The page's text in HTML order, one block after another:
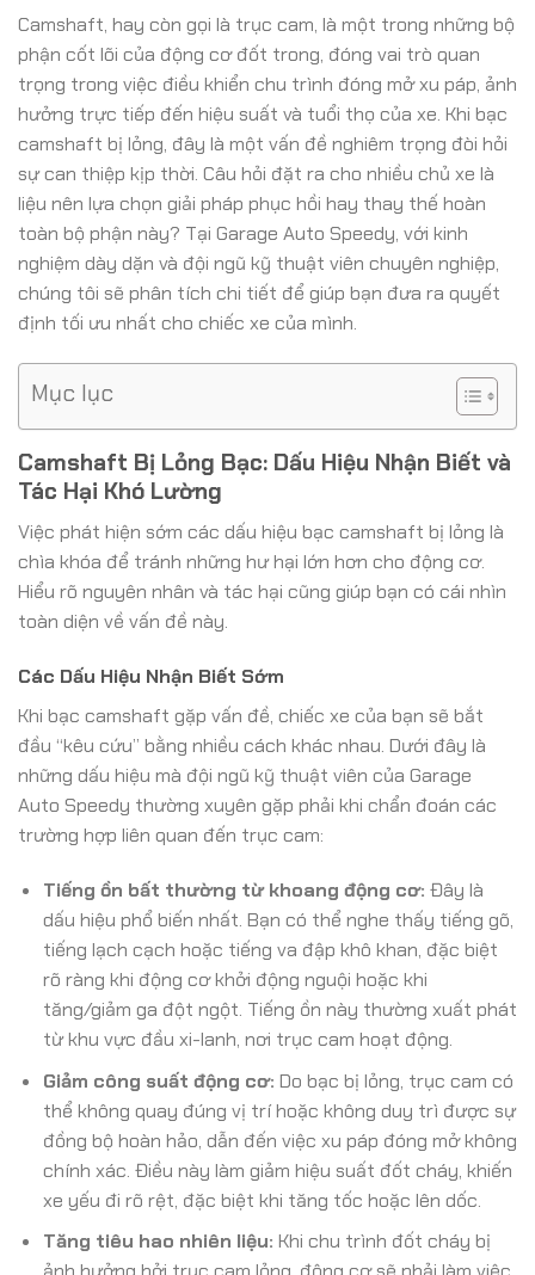
Camshaft, hay còn gọi là trục cam, là một trong những bộ
phận cốt lõi của động cơ đốt trong, đóng vai trò quan
trọng trong việc điều khiển chu trình đóng mở xu páp, ảnh
hưởng trực tiếp đến hiệu suất và tuổi thọ của xe. Khi bạc
camshaft bị lỏng, đây là một vấn đề nghiêm trọng đòi hỏi
sự can thiệp kịp thời. Câu hỏi đặt ra cho nhiều chủ xe là
liệu nên lựa chọn giải pháp phục hồi hay thay thế hoàn
toàn bộ phận này? Tại Garage Auto Speedy, với kinh
nghiệm dày dặn và đội ngũ kỹ thuật viên chuyên nghiệp,
chúng tôi sẽ phân tích chi tiết để giúp bạn đưa ra quyết
định tối ưu nhất cho chiếc xe của mình.
Mục lục
Camshaft Bị Lỏng Bạc: Dấu Hiệu Nhận Biết và
Tác Hại Khó Lường
Việc phát hiện sớm các dấu hiệu bạc camshaft bị lỏng là
chìa khóa để tránh những hư hại lớn hơn cho động cơ.
Hiểu rõ nguyên nhân và tác hại cũng giúp bạn có cái nhìn
toàn diện về vấn đề này.
Các Dấu Hiệu Nhận Biết Sớm
Khi bạc camshaft gặp vấn đề, chiếc xe của bạn sẽ bắt
đầu “kêu cứu” bằng nhiều cách khác nhau. Dưới đây là
những dấu hiệu mà đội ngũ kỹ thuật viên của Garage
Auto Speedy thường xuyên gặp phải khi chẩn đoán các
trường hợp liên quan đến trục cam:
Tiếng ồn bất thường từ khoang động cơ: Đây là
dấu hiệu phổ biến nhất. Bạn có thể nghe thấy tiếng gõ,
tiếng lạch cạch hoặc tiếng va đập khô khan, đặc biệt
rõ ràng khi động cơ khởi động nguội hoặc khi
tăng/giảm ga đột ngột. Tiếng ồn này thường xuất phát
từ khu vực đầu xi-lanh, nơi trục cam hoạt động.
Giảm công suất động cơ: Do bạc bị lỏng, trục cam có
thể không quay đúng vị trí hoặc không duy trì được sự
đồng bộ hoàn hảo, dẫn đến việc xu páp đóng mở không
chính xác. Điều này làm giảm hiệu suất đốt cháy, khiến
xe yếu đi rõ rệt, đặc biệt khi tăng tốc hoặc lên dốc.
Tăng tiêu hao nhiên liệu: Khi chu trình đốt cháy bị